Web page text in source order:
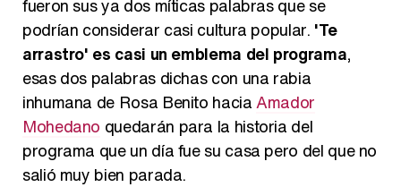
fueron sus ya dos míticas palabras que se
podrían considerar casi cultura popular. 'Te
arrastro' es casi un emblema del programa,
esas dos palabras dichas con una rabia
inhumana de Rosa Benito haciaAmador
Mohedano quedarán para la historia del
programa que un día fue su casa pero del que no
salió muy bien parada.